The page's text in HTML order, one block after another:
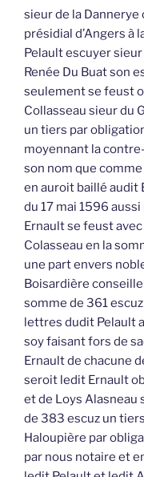
sieur de la
présidial d’Angers à
Pelault escuyer
Renée Du Buat son
seulement se feust
Collasseau sieur du
un tiers par
moyennant la
son nom que
en auroit baillé audit
du 17 mai 1596
Ernault se feust
Colasseau en la
une part envers
Boisardière
somme de 361
lettres dudit Pelault
soy faisant fors de
Ernault de chacune
seroit ledit Ernault
et de Loys Alasneau
de 383 escuz un
Haloupière par
par nous notaire et